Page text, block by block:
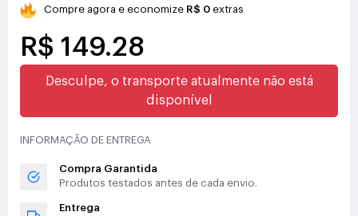
Compre agora e economize R$ 0 extras
R$ 149.28
Desculpe, o transporte atualmente não está
disponível
INFORMAÇÃO DE ENTREGA
Compra Garantida
Produtos testados antes de cada envio.
Entrega